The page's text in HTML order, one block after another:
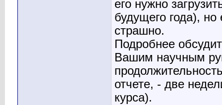
его нужно
будущего года),
страшно.
Подробнее
Вашим научным
отчете, - две
курса).